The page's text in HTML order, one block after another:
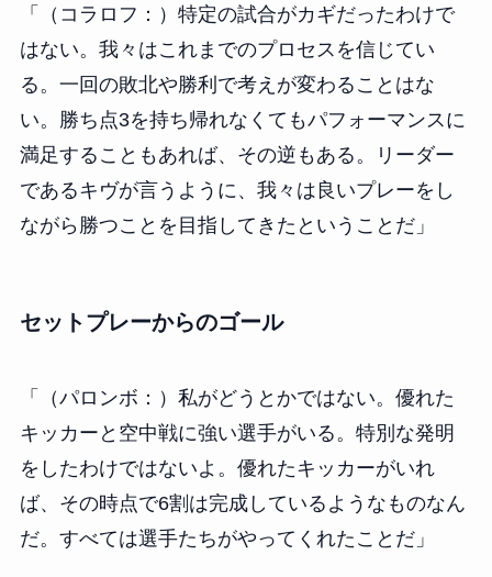
「（コラロフ：）特定の試合がカギだったわけで
はない。我々はこれまでのプロセスを信じてい
る。一回の敗北や勝利で考えが変わることはな
い。勝ち点3を持ち帰れなくてもパフォーマンスに
満足することもあれば、その逆もある。リーダー
であるキヴが言うように、我々は良いプレーをし
ながら勝つことを目指してきたということだ」
セットプレーからのゴール
「（パロンボ：）私がどうとかではない。優れた
キッカーと空中戦に強い選手がいる。特別な発明
をしたわけではないよ。優れたキッカーがいれ
ば、その時点で6割は完成しているようなものなん
だ。すべては選手たちがやってくれたことだ」